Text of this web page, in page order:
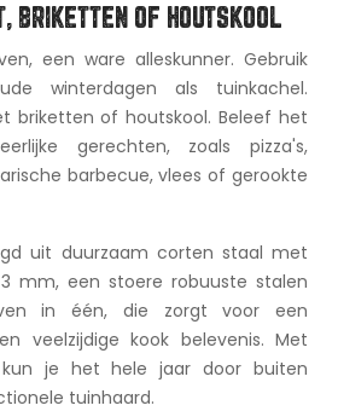
BRIKETTEN OF HOUTSKOOL
een ware alleskunner. Gebruik
winterdagen als tuinkachel.
briketten of houtskool. Beleef het
gerechten, zoals pizza's,
barbecue, vlees of gerookte
uit duurzaam corten staal met
mm, een stoere robuuste stalen
in één, die zorgt voor een
veelzijdige kook belevenis. Met
je het hele jaar door buiten
tuinhaard.